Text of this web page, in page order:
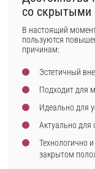
со скрытыми
В настоящий
пользуются
причинам:
Эстетичный
Подходит для
Идеально для
Актуально для
Технологично
закрытом